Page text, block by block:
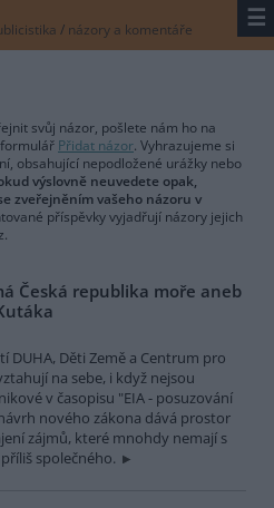
/ názory a komentáře ☰
svůj názor, pošlete nám ho na
Přidat názor. Vyhrazujeme si
obsahující nepodložené urážky nebo
výslovně neuvedete opak,
zveřejněním vašeho názoru v
příspěvky vyjadřují názory jejich
Česká republika moře aneb
DUHA, Děti Země a Centrum pro
na sebe, i když nejsou
v časopisu "EIA - posuzování
nového zákona dává prostor
zájmů, které mnohdy nemají s
společného.